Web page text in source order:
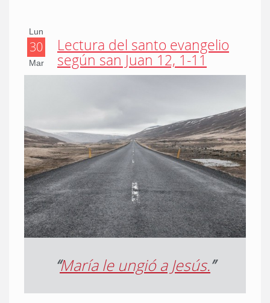
Lun
30
Mar
Lectura del santo evangelio
según san Juan 12, 1-11
“María le ungió a Jesús.”